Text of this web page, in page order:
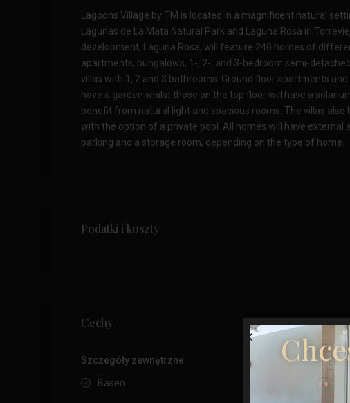
Lagoons Village by TM is located in a magnificent natural
Lagunas de La Mata Natural Park and Laguna Rosa in
development, Laguna Rosa, will feature 240 homes of
apartments, bungalows, 1-, 2-, and 3-bedroom semi-
villas with 1, 2 and 3 bathrooms. Ground floor apartments and
have a garden whilst those on the top floor will have a
benefit from natural light and spacious rooms. The villas also
with the option of a private pool. All homes will have external
parking and a storage room, depending on the type of home.
Podatki i koszty
Cechy
Szczegóły zewnętrzne
Basen